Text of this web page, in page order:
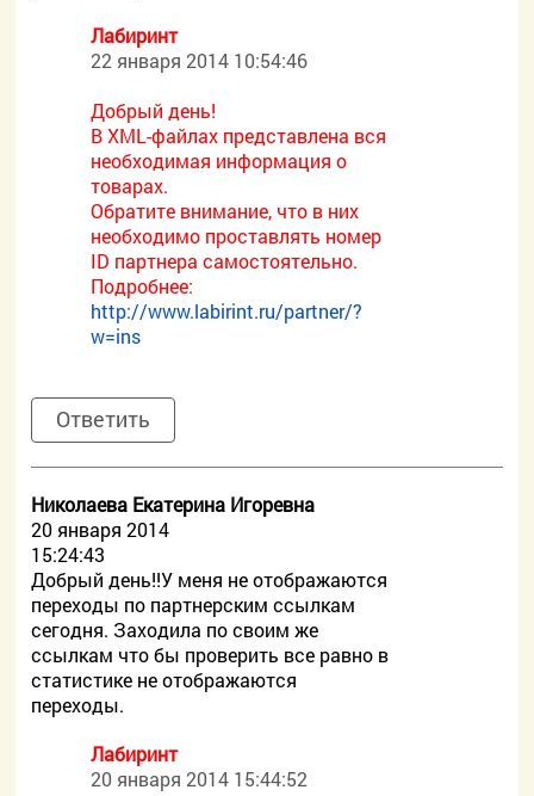
Лабиринт
22 января 2014 10:54:46
Добрый день!
В XML-файлах представлена вся
необходимая информация о
товарах.
Обратите внимание, что в них
необходимо проставлять номер
ID партнера самостоятельно.
Подробнее:
http://www.labirint.ru/partner/?
w=ins
Ответить
Николаева Екатерина Игоревна
20 января 2014
15:24:43
Добрый день!!У меня не отображаются
переходы по партнерским ссылкам
сегодня. Заходила по своим же
ссылкам что бы проверить все равно в
статистике не отображаются
переходы.
Лабиринт
20 января 2014 15:44:52